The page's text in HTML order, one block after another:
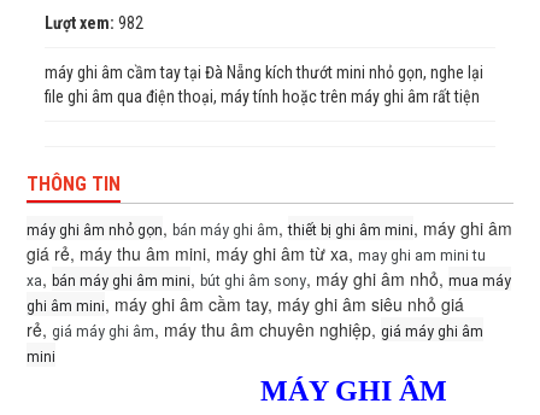
Lượt xem: 982
máy ghi âm cầm tay tại Đà Nẵng kích thướt mini nhỏ gọn, nghe lại
file ghi âm qua điện thoại, máy tính hoặc trên máy ghi âm rất tiện
THÔNG TIN
máy ghi âm nhỏ gọn,bán máy ghi âm,thiết bị ghi âm mini, máy ghi âm
giá rẻ, máy thu âm mini, máy ghi âm từ xa,may ghi am mini tu
xa,bán máy ghi âm mini,bút ghi âm sony, máy ghi âm nhỏ,mua máy
ghi âm mini, máy ghi âm cầm tay, máy ghi âm siêu nhỏ giá
rẻ, giá máy ghi âm, máy thu âm chuyên nghiệp, giá máy ghi âm
mini
MÁY GHI ÂM